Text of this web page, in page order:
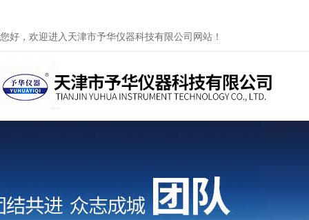
您好，欢迎进入天津市予华仪器科技有限公司网站！